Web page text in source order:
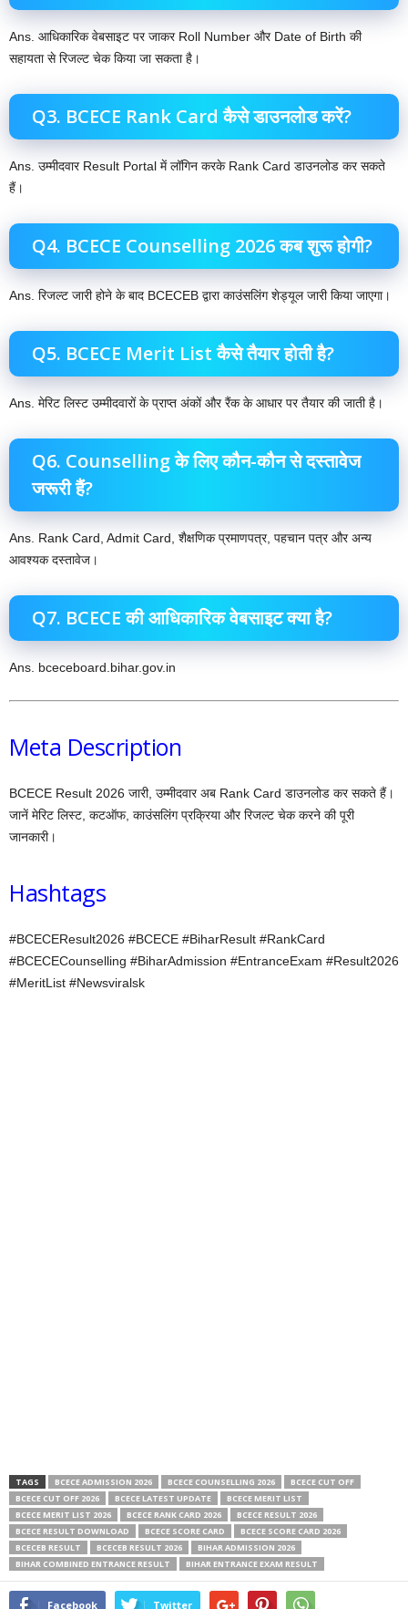
Ans. आधिकारिक वेबसाइट पर जाकर Roll Number और Date of Birth की
सहायता से रिजल्ट चेक किया जा सकता है।
Q3. BCECE Rank Card कैसे डाउनलोड करें?
Ans. उम्मीदवार Result Portal में लॉगिन करके Rank Card डाउनलोड कर सकते
हैं।
Q4. BCECE Counselling 2026 कब शुरू होगी?
Ans. रिजल्ट जारी होने के बाद BCECEB द्वारा काउंसलिंग शेड्यूल जारी किया जाएगा।
Q5. BCECE Merit List कैसे तैयार होती है?
Ans. मेरिट लिस्ट उम्मीदवारों के प्राप्त अंकों और रैंक के आधार पर तैयार की जाती है।
Q6. Counselling के लिए कौन-कौन से दस्तावेज
जरूरी हैं?
Ans. Rank Card, Admit Card, शैक्षणिक प्रमाणपत्र, पहचान पत्र और अन्य
आवश्यक दस्तावेज।
Q7. BCECE की आधिकारिक वेबसाइट क्या है?
Ans. bceceboard.bihar.gov.in
Meta Description
BCECE Result 2026 जारी, उम्मीदवार अब Rank Card डाउनलोड कर सकते हैं।
जानें मेरिट लिस्ट, कटऑफ, काउंसलिंग प्रक्रिया और रिजल्ट चेक करने की पूरी
जानकारी।
Hashtags
#BCECEResult2026 #BCECE #BiharResult #RankCard
#BCECECounselling #BiharAdmission #EntranceExam #Result2026
#MeritList #Newsviralsk
TAGS BCECE ADMISSION 2026 BCECE COUNSELLING 2026
BCECE CUT OFF
BCECE CUT OFF 2026
BCECE LATEST UPDATE
BCECE MERIT LIST
BCECE MERIT LIST 2026
BCECE RANK CARD 2026
BCECE RESULT 2026
BCECE RESULT DOWNLOAD
BCECE SCORE CARD
BCECE SCORE CARD 2026
BCECEB RESULT
BCECEB RESULT 2026
BIHAR ADMISSION 2026
BIHAR COMBINED ENTRANCE RESULT
BIHAR ENTRANCE EXAM RESULT
Facebook Twitter